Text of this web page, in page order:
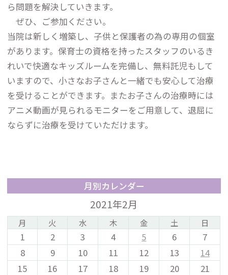
ら問題を解決していきます。
ぜひ、ご参加ください。
当院は新しく増築し、子供と保護者の為の専用の個室
があります。保育士の資格を持ったスタッフのいるき
れいで快適なキッズルームを完備し、無料託児もして
いますので、小さなお子さんと一緒でも安心して治療
を受けることができます。またお子さんの治療時には
アニメ動画が見られるモニターをご用意して、退屈に
ならずに治療を受けていただけます。
月別カレンダー
2021年2月
月 火 水 木 金 土 日
1 2 3 4 5 6
7
8
9 10 11 12 13
14
15
16 17 18 19 20
21